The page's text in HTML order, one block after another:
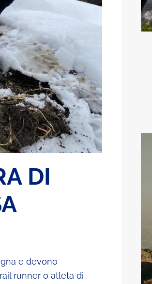
DI
e devono
runner o atleta di